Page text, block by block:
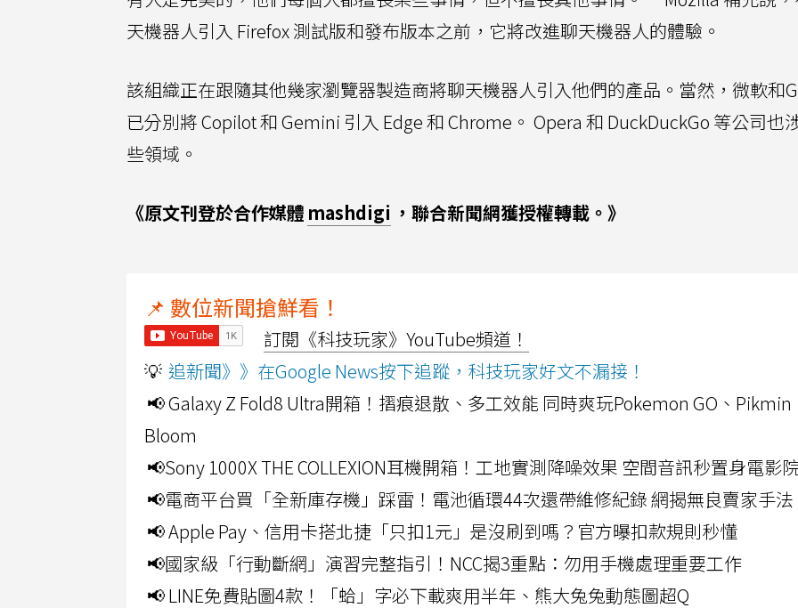
天機器人引入 Firefox 測試版和發布版本之前，它將改進聊天機器人的體驗。
該組織正在跟隨其他幾家瀏覽器製造商將聊天機器人引入他們的產品。當然，微軟和
已分別將 Copilot 和 Gemini 引入 Edge 和 Chrome。 Opera 和 DuckDuckGo 等公司也
些領域。
《原文刊登於合作媒體 mashdigi ，聯合新聞網獲授權轉載。》
📌 數位新聞搶鮮看！
訂閱《科技玩家》YouTube頻道！
💡 追新聞》》在Google News按下追蹤，科技玩家好文不漏接！
📢 Galaxy Z Fold8 Ultra開箱！摺痕退散、多工效能 同時爽玩Pokemon GO、Pikmin
Bloom
📢Sony 1000X THE COLLEXION耳機開箱！工地實測降噪效果 空間音訊秒置身電影
📢電商平台買「全新庫存機」踩雷！電池循環44次還帶維修紀錄 網揭無良賣家手法
📢 Apple Pay、信用卡搭北捷「只扣1元」是沒刷到嗎？官方曝扣款規則秒懂
📢國家級「行動斷網」演習完整指引！NCC揭3重點：勿用手機處理重要工作
📢 LINE免費貼圖4款！「蛤」字必下載爽用半年、熊大兔兔動態圖超Q